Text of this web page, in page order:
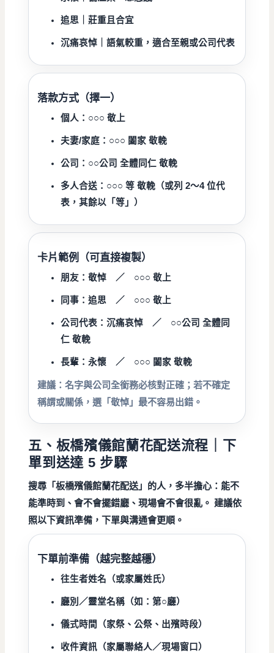
追思 ｜莊重且合宜
沉痛哀悼 ｜語氣較重，適合至親或公司代表
落款方式（擇一）
個人： ○○○ 敬上
夫妻/家庭： ○○○ 闔家 敬輓
公司： ○○公司 全體同仁 敬輓
多人合送： ○○○ 等 敬輓（或列 2～4 位代
表，其餘以「等」）
卡片範例（可直接複製）
朋友：敬悼 ／ ○○○ 敬上
同事：追思 ／ ○○○ 敬上
公司代表：沉痛哀悼 ／ ○○公司 全體同
仁 敬輓
長輩：永懷 ／ ○○○ 闔家 敬輓
建議：名字與公司全銜務必核對正確；若不確定
稱謂或關係，選「敬悼」最不容易出錯。
五、板橋殯儀館蘭花配送流程｜下
單到送達 5 步驟
搜尋「板橋殯儀館蘭花配送 」的人，多半擔心： 能不
能準時到、會不會擺錯廳、現場會不會很亂 。 建議依
照以下資訊準備，下單與溝通會更順。
下單前準備（越完整越穩）
往生者姓名（或家屬姓氏）
廳別／靈堂名稱（如：第○廳）
儀式時間（家祭、公祭、出殯時段）
收件資訊（家屬聯絡人／現場窗口）